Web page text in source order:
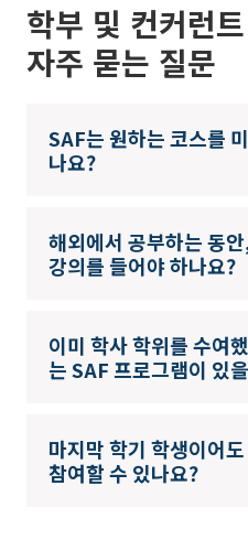
학부 및 컨커런
자주 묻는 질문
SAF는 원하는 코스를
나요?
해외에서 공부하는 동
강의를 들어야 하나요?
이미 학사 학위를 수여
는 SAF 프로그램이 있
마지막 학기 학생이어
참여할 수 있나요?